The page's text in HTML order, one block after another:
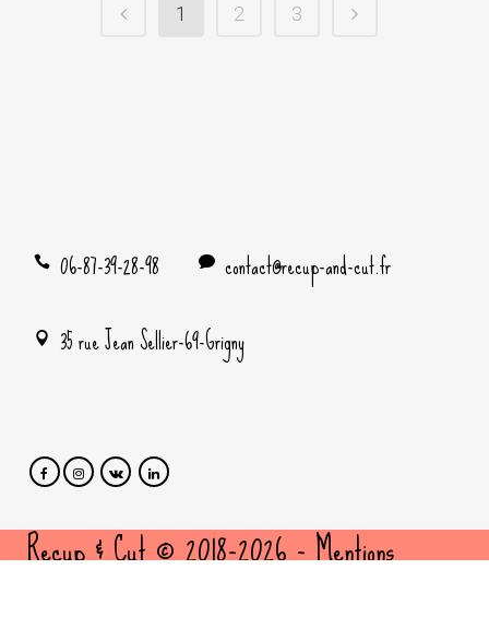
1 2 3
06-87-39-28-98
contact@recup-and-cut.fr
35 rue Jean Sellier-69-Grigny
Recup & Cut © 2018-2026 -Mentions